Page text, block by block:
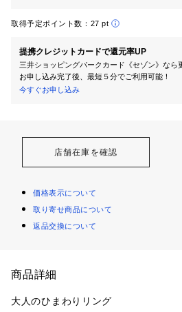
取得予定ポイント数： 27 pt
提携クレジットカードで還元率UP
三井ショッピングパークカード《セゾン》なら
お申し込み完了後、最短５分でご利用可能！
今すぐお申し込み
店舗在庫を確認
価格表示について
取り寄せ商品について
返品交換について
商品詳細
大人のひまわりリング